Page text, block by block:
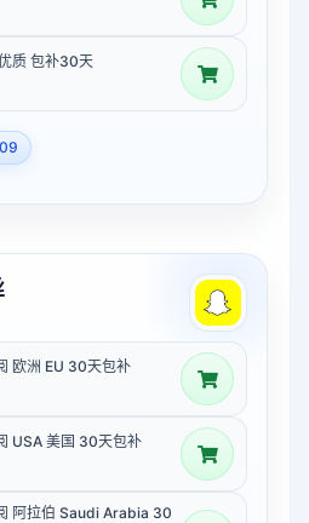
质 包补30天
欧洲 EU 30天包补
USA 美国 30天包补
阿拉伯 Saudi Arabia 30